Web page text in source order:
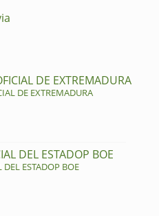
DE EXTREMADURA
DE EXTREMADURA
DEL ESTADOP BOE
ESTADOP BOE